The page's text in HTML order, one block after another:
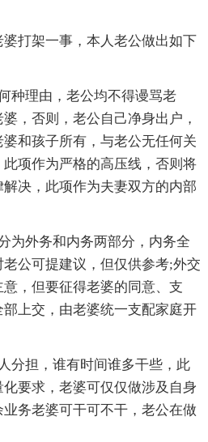
打架一事，本人老公做出如下
种理由，老公均不得谩骂老
，否则，老公自己净身出户，
和孩子所有，与老公无任何关
项作为严格的高压线，否则将
决，此项作为夫妻双方的内部
为外务和内务两部分，内务全
公可提建议，但仅供参考;外交
，但要征得老婆的同意、支
上交，由老婆统一支配家庭开
分担，谁有时间谁多干些，此
要求，老婆可仅仅做涉及自身
务老婆可干可不干，老公在做